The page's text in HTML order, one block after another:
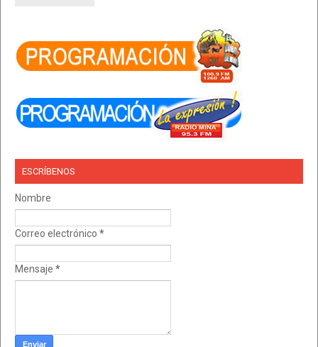
ESCRÍBENOS
Nombre
Correo electrónico *
Mensaje *